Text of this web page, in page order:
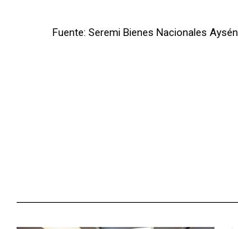
Fuente: Seremi Bienes Nacionales Aysén